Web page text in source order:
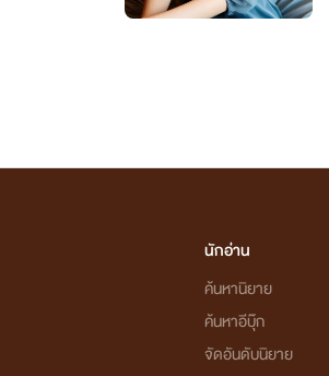
นักอ่าน
ค้นหานิยาย
ค้นหาอีบุ๊ก
จัดอันดับนิยาย